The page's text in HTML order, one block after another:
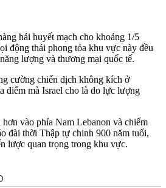
hải huyết mạch cho khoảng 1/5
động thái phong tỏa khu vực này đều
lượng và thương mại quốc tế.
cường chiến dịch không kích ở
điểm mà Israel cho là do lực lượng
hơn vào phía Nam Lebanon và chiếm
đài thời Thập tự chinh 900 năm tuổi,
lược quan trọng trong khu vực.